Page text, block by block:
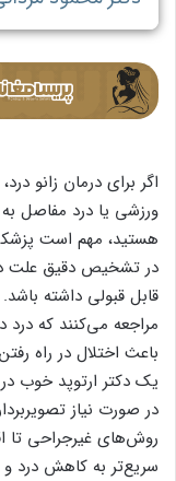
اگر برای درمان زانو
ورزشی یا درد مفاصل به
هستید، مهم است پزشکی
در تشخیص دقیق علت
قابل قبولی داشته باشد.
مراجعه می‌کنند که درد
باعث اختلال در راه
یک دکتر ارتوپد خوب
در صورت نیاز
روش‌های غیرجراحی تا
سریع‌تر به کاهش درد